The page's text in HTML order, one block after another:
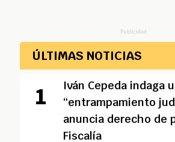
Publicidad
ÚLTIMAS NOTICIAS
Iván Cepeda indaga
“entrampamiento
anuncia derecho de
Fiscalía